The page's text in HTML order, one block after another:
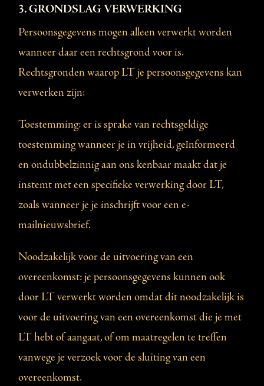
3. GRONDSLAG VERWERKING
Persoonsgegevens mogen alleen verwerkt worden
wanneer daar een rechtsgrond voor is.
Rechtsgronden waarop LT je persoonsgegevens kan
verwerken zijn:
Toestemming: er is sprake van rechtsgeldige
toestemming wanneer je in vrijheid, geïnformeerd
en ondubbelzinnig aan ons kenbaar maakt dat je
instemt met een specifieke verwerking door LT,
zoals wanneer je je inschrijft voor een e-
mailnieuwsbrief.
Noodzakelijk voor de uitvoering van een
overeenkomst: je persoonsgegevens kunnen ook
door LT verwerkt worden omdat dit noodzakelijk is
voor de uitvoering van een overeenkomst die je met
LT hebt of aangaat, of om maatregelen te treffen
vanwege je verzoek voor de sluiting van een
overeenkomst.